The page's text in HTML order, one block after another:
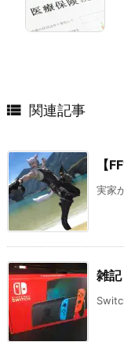
 関連記事
【
実家
雑記